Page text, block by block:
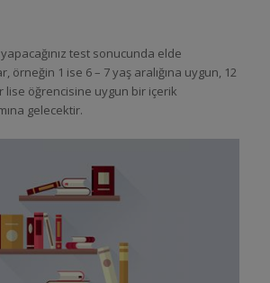
test sonucunda elde
örneğin 1 ise 6 – 7 yaş aralığına uygun, 12
lise öğrencisine uygun bir içerik
gelecektir.